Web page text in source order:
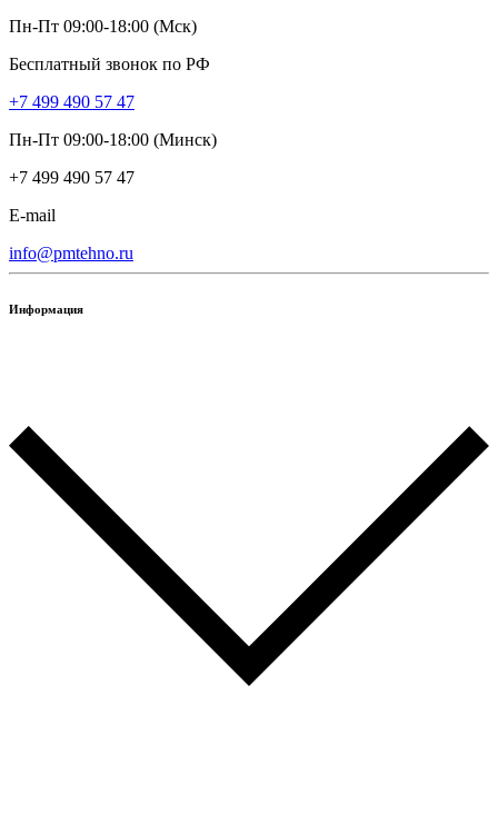
Пн-Пт 09:00-18:00 (Мск)
Бесплатный звонок по РФ
+7 499 490 57 47
Пн-Пт 09:00-18:00 (Минск)
+7 499 490 57 47
E-mail
info@pmtehno.ru
Информация